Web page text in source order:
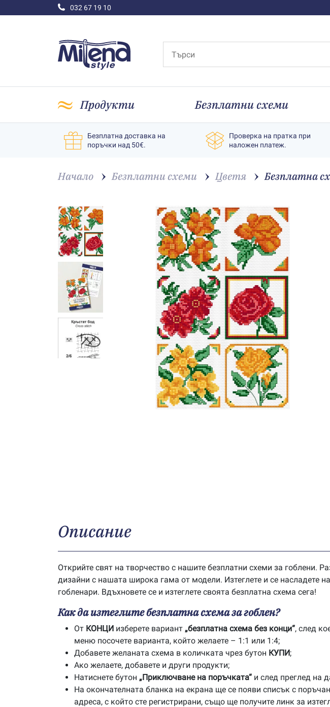
032 67 19 10
Продукти Безплатни схеми
Безплатна доставка на
поръчки над 50€.
Проверка на пратка при
наложен платеж.
Начало Безплатни схеми Цветя Безплатна
Описание
Открийте свят на творчество с нашите безплатни схеми за гоблени.
дизайни с нашата широка гама от модели. Изтеглете и се насладете
гобленари. Вдъхновете се и изтеглете своята безплатна схема сега!
Как да изтеглите безплатна схема за гоблен?
От КОНЦИ изберете вариант „безплатна схема без конци“, след
меню посочете варианта, който желаете – 1:1 или 1:4;
Добавете желаната схема в количката чрез бутон КУПИ;
Ако желаете, добавете и други продукти;
Натиснете бутон „Приключване на поръчката“ и след преглед на
На окончателната бланка на екрана ще се появи списък с
адреса, с който сте регистрирани, също ще получите линк за